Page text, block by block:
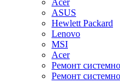
Acer
ASUS
Hewlett Packard
Lenovo
MSI
Acer
Ремонт
Ремонт